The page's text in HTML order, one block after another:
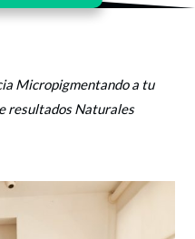
Micropigmentando a tu
resultados Naturales